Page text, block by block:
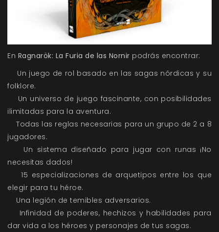
En Ragnarök: La Furia de las Nornir podrás encontrar:
Un juego de rol basado en las sagas nórdicas y su
folklore.
Un universo de juego fascinante, con posibilidades
ilimitadas para la aventura.
Todas las reglas necesarias para un grupo de 2 a 8
jugadores.
Un sistema diseñado para jugar con runas ¡No
necesitas dados!
15 especializaciones de arquetipos entre los que
elegir para tu héroe.
Una legión de temibles adversarios.
Infinidad de poderes, hechizos y habilidades para
dar vida a los héroes y personajes de tus sagas.